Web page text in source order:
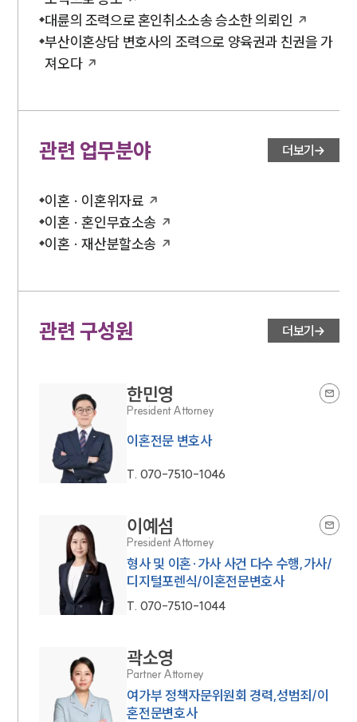
대륜의 조력으로 혼인취소소송 승소한 의뢰인
부산이혼상담 변호사의 조력으로 양육권과 친권을 가
져오다
관련 업무분야 더보기
이혼 · 이혼위자료
이혼 · 혼인무효소송
이혼 · 재산분할소송
관련 구성원 더보기
한민영
President Attorney
이혼전문 변호사
T. 070-7510-1046
이예섬
President Attorney
형사 및 이혼·가사 사건 다수 수행,가사/
디지털포렌식/이혼전문변호사
T. 070-7510-1044
곽소영
Partner Attorney
여가부 정책자문위원회 경력,성범죄/이
혼전문변호사